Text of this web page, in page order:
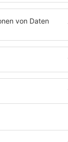
Cascada,
& Bru, Franky B,
Komacasper,
Madness,
Noisetime,
Taktstörer,